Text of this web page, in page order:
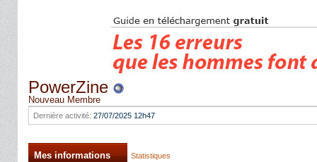
PowerZine
Nouveau Membre
Dernière activité: 27/07/2025 12h47
Mes informations Statistiques